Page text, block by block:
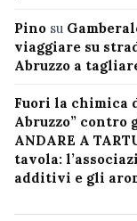
Pino su
viaggiare su
Abruzzo a
Fuori la chimica
Abruzzo”
ANDARE A
tavola:
additivi e gli